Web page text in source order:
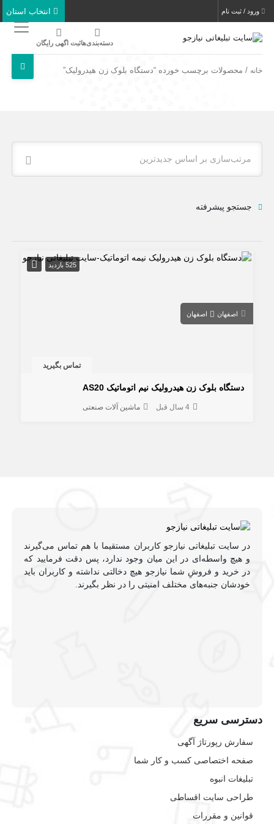
ورود / ثبت نام
دسته‌بندی‌هاثبت اگهی رایگان
خانه / محصولات برچسب خورده “دستگاه بلوک زن هیدرولیک”
مرتب‌سازی بر اساس جدیدترین
جستجو پیشرفته
525 بازدید
اصفهان اصفهان
تماس بگیرید
دستگاه بلوک زن هیدرولیک نیم اتوماتیک AS20
4 سال قبل ماشین آلات صنعتی
در سایت تبلیغاتی نیازجو کاربران مستقیما با هم تماس می‌گیرند
و هیچ واسطه‌ای در این میان وجود ندارد، پس دقت فرمایید که
در خرید و فروشِ شما نیازجو هیچ دخالتی نداشته و کاربران باید
خودشان جنبه‌های مختلف امنیتی را در نظر بگیرند.
دسترسی سریع
سفارش رپورتاژ آگهی
صفحه اختصاصی کسب و کار شما
تبلیغات انبوه
طراحی سایت اقساطی
قوانین و مقررات